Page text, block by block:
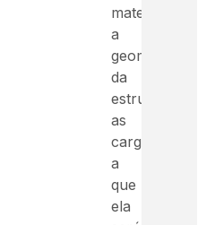
material,
a
geometria
da
estrutura,
as
cargas
a
que
ela